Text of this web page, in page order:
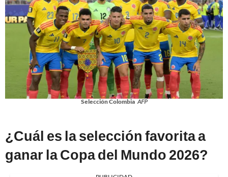
Selección Colombia AFP
¿Cuál es la selección favorita a
ganar la Copa del Mundo 2026?